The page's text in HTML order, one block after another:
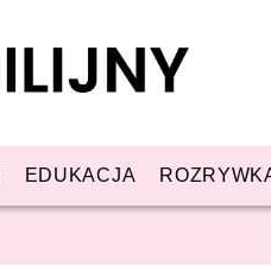
EDUKACJA